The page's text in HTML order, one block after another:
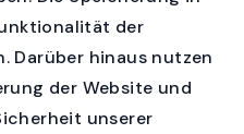
der
Darüber hinaus nutzen
der Website und
unserer